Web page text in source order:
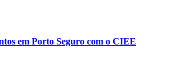
em Porto Seguro com o CIEE